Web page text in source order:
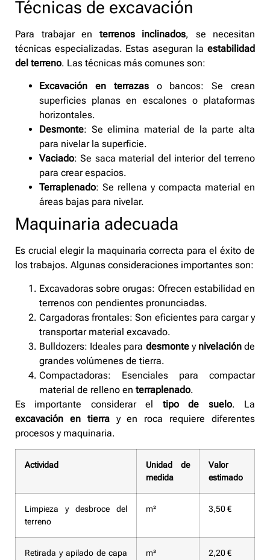
Técnicas de excavación
Para trabajar en terrenos inclinados, se necesitan
técnicas especializadas. Estas aseguran la estabilidad
del terreno. Las técnicas más comunes son:
Excavación en terrazaso bancos: Se crean
superficies planas en escalones o plataformas
horizontales.
Desmonte: Se elimina material de la parte alta
para nivelar la superficie.
Vaciado: Se saca material del interior del terreno
para crear espacios.
Terraplenado: Se rellena y compacta material en
áreas bajas para nivelar.
Maquinaria adecuada
Es crucial elegir la maquinaria correcta para el éxito de
los trabajos. Algunas consideraciones importantes son:
Excavadoras sobre orugas: Ofrecen estabilidad en
terrenos con pendientes pronunciadas.
Cargadoras frontales: Son eficientes para cargar y
transportar material excavado.
Bulldozers: Ideales para desmontey nivelaciónde
grandes volúmenes de tierra.
Compactadoras: Esenciales para compactar
material de relleno en terraplenado.
Es importante considerar el tipo de suelo. La
excavación en tierray en roca requiere diferentes
procesos y maquinaria.
Actividad
Unidad de
medida
Valor
estimado
Limpieza y desbroce del
terreno
m² 3,50 €
Retirada y apilado de capa
m³ 2,20 €